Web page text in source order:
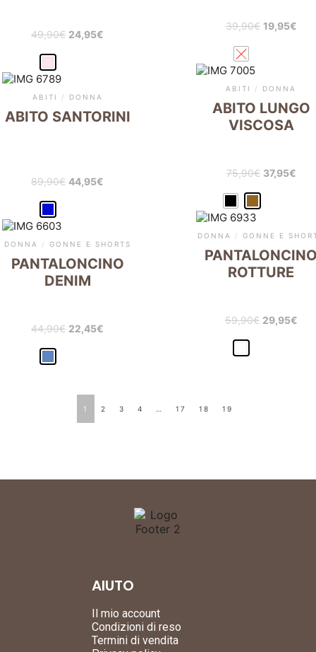
39,90€ 19,95€
49,90€ 24,95€
ABITI / DONNA
ABITO LUNGO
VISCOSA
75,90€ 37,95€
ABITI / DONNA
ABITO SANTORINI
89,90€ 44,95€
DONNA / GONNE E
ROTTURE
59,90€ 29,95€
DONNA / GONNE E SHORTS
PANTALONCINO
DENIM
44,90€ 22,45€
1 2 3 4 17 18 19
AIUTO
Il mio account
Condizioni di reso
Termini di vendita